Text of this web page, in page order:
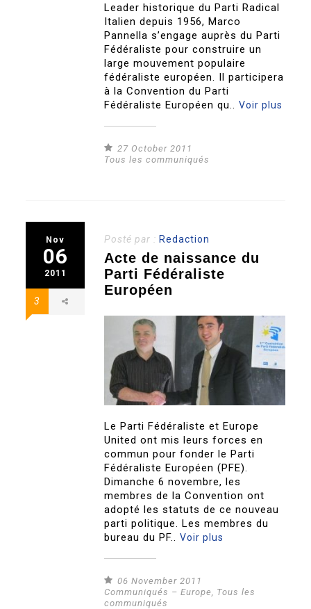
Leader historique du Parti Radical
Italien depuis 1956, Marco
Pannella s’engage auprès du Parti
Fédéraliste pour construire un
large mouvement populaire
fédéraliste européen. Il participera
à la Convention du Parti
Fédéraliste Européen qu..Voir plus
27 October 2011
Tous les communiqués
Nov
06
2011
3
Posté par : Redaction
Acte de naissance du
Parti Fédéraliste
Européen
Le Parti Fédéraliste et Europe
United ont mis leurs forces en
commun pour fonder le Parti
Fédéraliste Européen (PFE).
Dimanche 6 novembre, les
membres de la Convention ont
adopté les statuts de ce nouveau
parti politique. Les membres du
bureau du PF..Voir plus
06 November 2011
Communiqués – Europe
Tous les
communiqués